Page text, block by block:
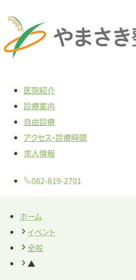
へ
医院紹介
診療案内
自由診療
アクセス・診療時間
求人情報
082-819-2701
ホーム
イベント
全般
▲